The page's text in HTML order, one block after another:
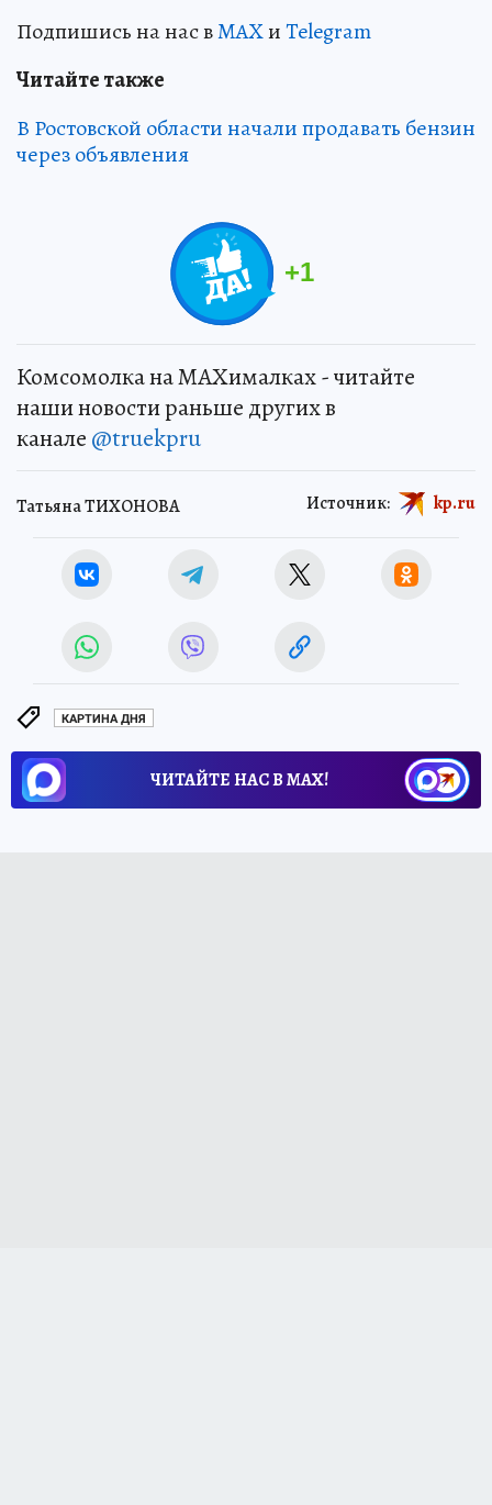
Подпишись на нас вMAXиTelegram
Читайте также
В Ростовской области начали продавать бензин
через объявления
+1
Комсомолка на MAXималках - читайте
наши новости раньше других в
канале @truekpru
Татьяна ТИХОНОВА Источник: kp.ru
КАРТИНА ДНЯ
ЧИТАЙТЕ НАС В МАХ!